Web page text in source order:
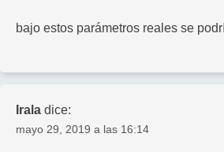
bajo estos parámetros reales se
Irala dice:
mayo 29, 2019 a las 16:14